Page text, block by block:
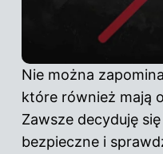
Nie można
które również mają
Zawsze decyduję
bezpieczne i